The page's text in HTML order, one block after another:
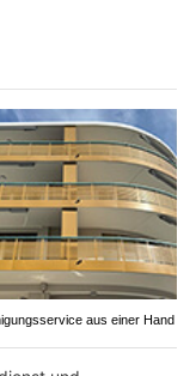
aus einer Hand